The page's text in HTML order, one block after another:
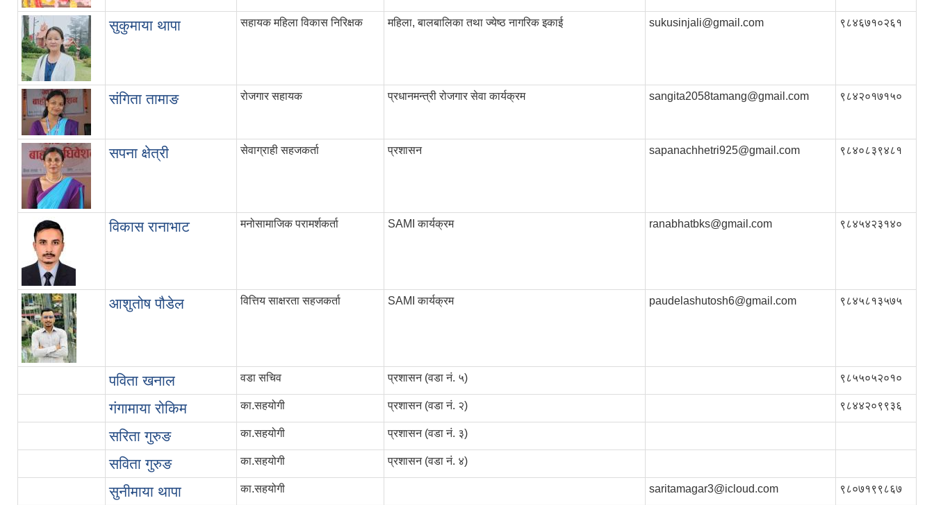
सुकुमाया थापा सहायक महिला विकास निरिक्षक महिला, बालबालिका तथा ज्येष्ठ नागरिक इकाई sukusinjali@gmail.com ९८४६७१०२६१
संगिता तामाङ रोजगार सहायक प्रधानमन्त्री रोजगार सेवा कार्यक्रम sangita2058tamang@gmail.com ९८४२०१७१५०
सपना क्षेत्री सेवाग्राही सहजकर्ता प्रशासन sapanachhetri925@gmail.com ९८४०८३९४८१
विकास रानाभाट मनोसामाजिक परामर्शकर्ता SAMI कार्यक्रम ranabhatbks@gmail.com ९८४५४२३१४०
आशुतोष पौडेल वित्तिय साक्षरता सहजकर्ता SAMI कार्यक्रम paudelashutosh6@gmail.com ९८४५८१३५७५
पविता खनाल वडा सचिव प्रशासन (वडा नं. ५) ९८५५०५२०१०
गंगामाया रोकिम का.सहयोगी प्रशासन (वडा नं. २) ९८४४२०९९३६
सरिता गुरुङ का.सहयोगी प्रशासन (वडा नं. ३)
सविता गुरुङ का.सहयोगी प्रशासन (वडा नं. ४)
सुनीमाया थापा का.सहयोगी saritamagar3@icloud.com ९८०७१९९८६७